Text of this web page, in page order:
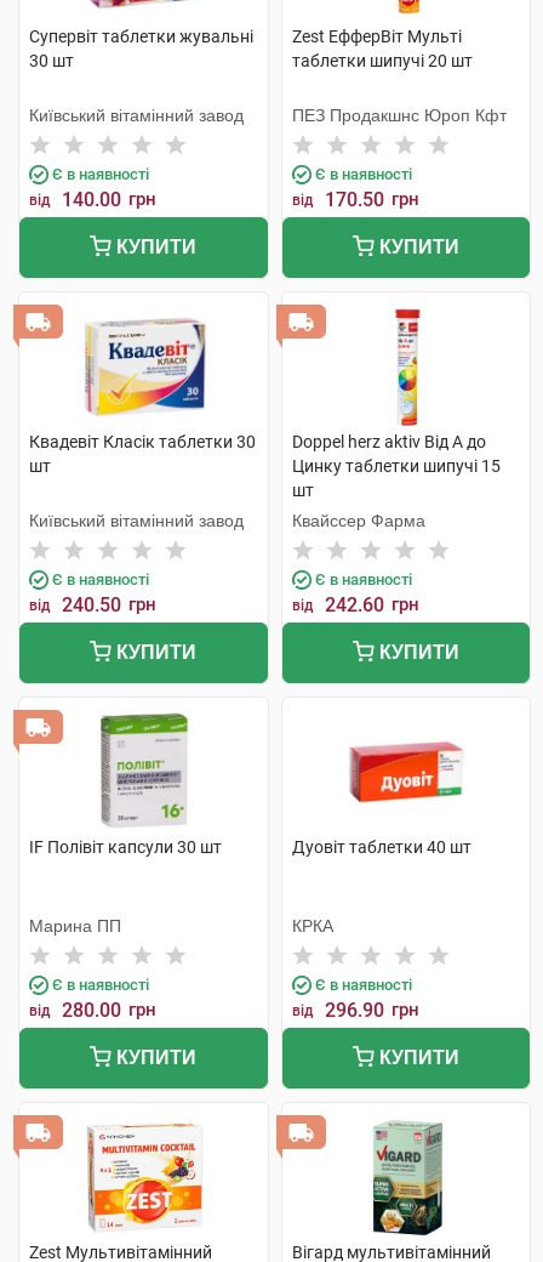
Супервіт таблетки жувальні
30 шт
Київський вітамінний завод
Є в наявності
від 140.00 грн
КУПИТИ
Zest ЕфферВіт Мульті
таблетки шипучі 20 шт
ПЕЗ Продакшнс Юроп Кфт
Є в наявності
від 170.50 грн
КУПИТИ
Квадевіт Класік таблетки 30
шт
Київський вітамінний завод
Є в наявності
від 240.50 грн
КУПИТИ
Doppel herz aktiv Від А до
Цинку таблетки шипучі 15
шт
Квайссер Фарма
Є в наявності
від 242.60 грн
КУПИТИ
IF Полівіт капсули 30 шт
Марина ПП
Є в наявності
від 280.00 грн
КУПИТИ
Дуовіт таблетки 40 шт
КРКА
Є в наявності
від 296.90 грн
КУПИТИ
Zest Мультивітамінний Вігард мультивітамінний